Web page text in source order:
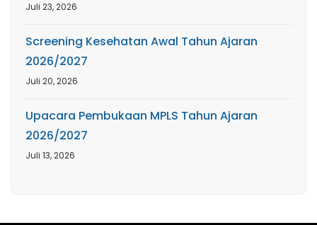
Juli 23, 2026
Screening Kesehatan Awal Tahun Ajaran
2026/2027
Juli 20, 2026
Upacara Pembukaan MPLS Tahun Ajaran
2026/2027
Juli 13, 2026